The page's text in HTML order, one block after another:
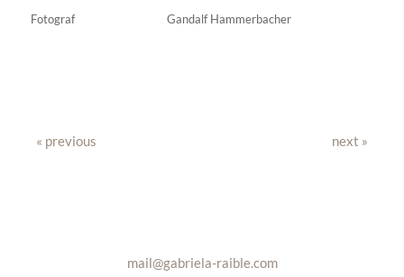
Fotograf Gandalf Hammerbacher
« previous next »
mail@gabriela-raible.com